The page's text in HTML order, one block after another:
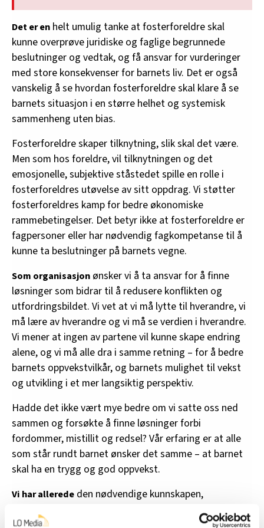
Det er en helt umulig tanke at fosterforeldre skal
kunne overprøve juridiske og faglige begrunnede
beslutninger og vedtak, og få ansvar for vurderinger
med store konsekvenser for barnets liv. Det er også
vanskelig å se hvordan fosterforeldre skal klare å se
barnets situasjon i en større helhet og systemisk
sammenheng uten bias.
Fosterforeldre skaper tilknytning, slik skal det være.
Men som hos foreldre, vil tilknytningen og det
emosjonelle, subjektive ståstedet spille en rolle i
fosterforeldres utøvelse av sitt oppdrag. Vi støtter
fosterforeldres kamp for bedre økonomiske
rammebetingelser. Det betyr ikke at fosterforeldre er
fagpersoner eller har nødvendig fagkompetanse til å
kunne ta beslutninger på barnets vegne.
Som organisasjon ønsker vi å ta ansvar for å finne
løsninger som bidrar til å redusere konflikten og
utfordringsbildet. Vi vet at vi må lytte til hverandre, vi
må lære av hverandre og vi må se verdien i hverandre.
Vi mener at ingen av partene vil kunne skape endring
alene, og vi må alle dra i samme retning – for å bedre
barnets oppvekstvilkår, og barnets mulighet til vekst
og utvikling i et mer langsiktig perspektiv.
Hadde det ikke vært mye bedre om vi satte oss ned
sammen og forsøkte å finne løsninger forbi
fordommer, mistillit og redsel? Vår erfaring er at alle
som står rundt barnet ønsker det samme – at barnet
skal ha en trygg og god oppvekst.
Vi har allerede den nødvendige kunnskapen,
erfaringene og kompetansen, vi må ta den i bruk, og vi
må møtes og enes om hvordan. Hvordan sørger vi for